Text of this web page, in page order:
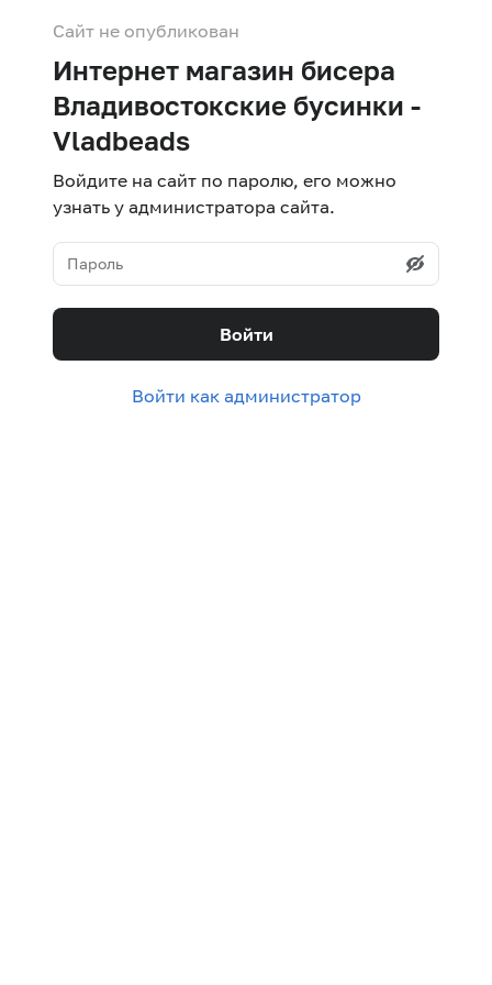
Сайт не опубликован
Интернет магазин бисера
Владивостокские бусинки -
Vladbeads
Войдите на сайт по паролю, его можно
узнать у администратора сайта.
Войти
Войти как администратор